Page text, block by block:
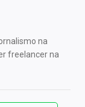
na
freelancer na